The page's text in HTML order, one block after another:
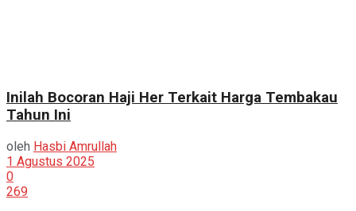
Inilah Bocoran Haji Her Terkait Harga Tembakau
Tahun Ini
oleh Hasbi Amrullah
1 Agustus 2025
0
269